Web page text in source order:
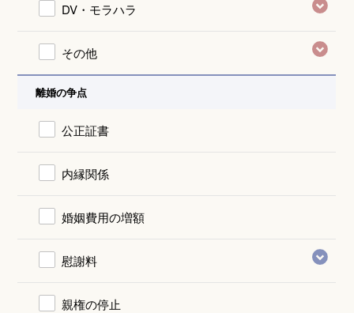
DV・モラハラ
その他
離婚の争点
公正証書
内縁関係
婚姻費用の増額
慰謝料
親権の停止